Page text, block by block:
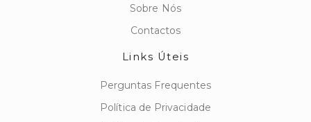
Sobre Nós
Contactos
Links Úteis
Perguntas Frequentes
Política de Privacidade